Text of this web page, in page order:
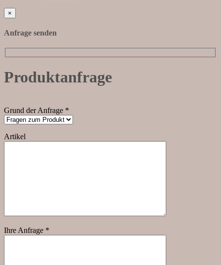
×
Anfrage senden
Produktanfrage
Grund der Anfrage *
Artikel
Ihre Anfrage *